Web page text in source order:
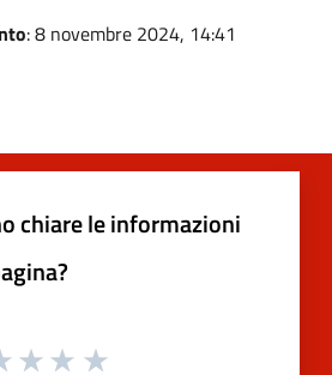
: 8 novembre 2024, 14:41
chiare le informazioni